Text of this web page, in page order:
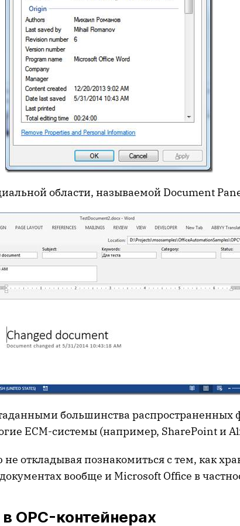
области, называемой Document
большинства распространенных
ECM-системы (например, SharePoint и
откладывая познакомиться с тем, как
вообще и Microsoft Office в
OPC-контейнерах